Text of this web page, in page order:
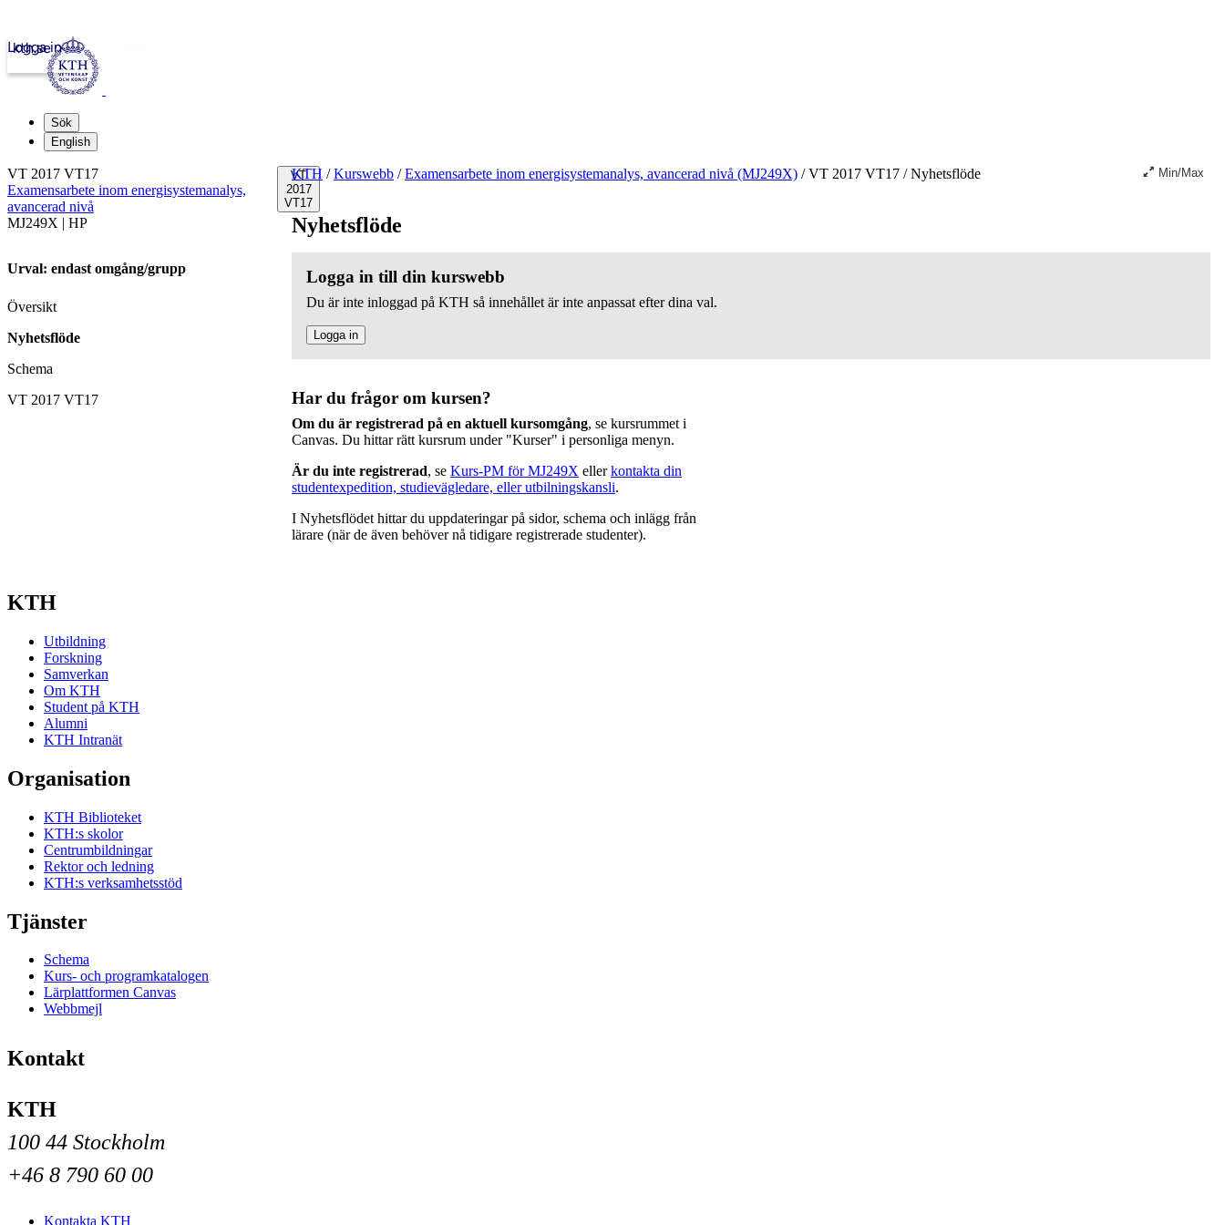
kth.se
Logga in
Sök
English
VT
2017
VT17
KTH / Kurswebb / Examensarbete inom energisystemanalys, avancerad nivå (MJ249X) /VT 2017 VT17 /Nyhetsflöde Min/Max
Nyhetsflöde
Logga in till din kurswebb
Du är inte inloggad på KTH så innehållet är inte anpassat efter dina val.
Logga in
Har du frågor om kursen?
Om du är registrerad på en aktuell kursomgång, se kursrummet i
Canvas. Du hittar rätt kursrum under "Kurser" i personliga menyn.
Är du inte registrerad, se Kurs-PM för MJ249X ellerkontakta din
studentexpedition, studievägledare, eller utbilningskansli.
I Nyhetsflödet hittar du uppdateringar på sidor, schema och inlägg från
lärare (när de även behöver nå tidigare registrerade studenter).
VT 2017 VT17
Examensarbete inom energisystemanalys,
avancerad nivå
MJ249X | HP
Urval: endast omgång/grupp
Översikt
Nyhetsflöde
Schema
VT 2017 VT17
KTH
Utbildning
Forskning
Samverkan
Om KTH
Student på KTH
Alumni
KTH Intranät
Organisation
KTH Biblioteket
KTH:s skolor
Centrumbildningar
Rektor och ledning
KTH:s verksamhetsstöd
Tjänster
Schema
Kurs- och programkatalogen
Lärplattformen Canvas
Webbmejl
Kontakt
KTH
100 44 Stockholm
+46 8 790 60 00
Kontakta KTH